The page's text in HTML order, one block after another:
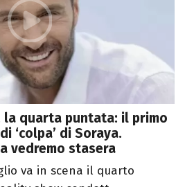
la quarta puntata: il primo
‘colpa’ di Soraya.
vedremo stasera
va in scena il quarto